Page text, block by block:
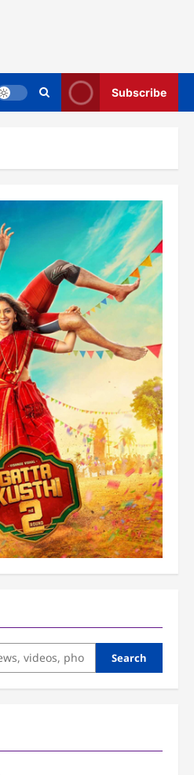
Subscribe
Search